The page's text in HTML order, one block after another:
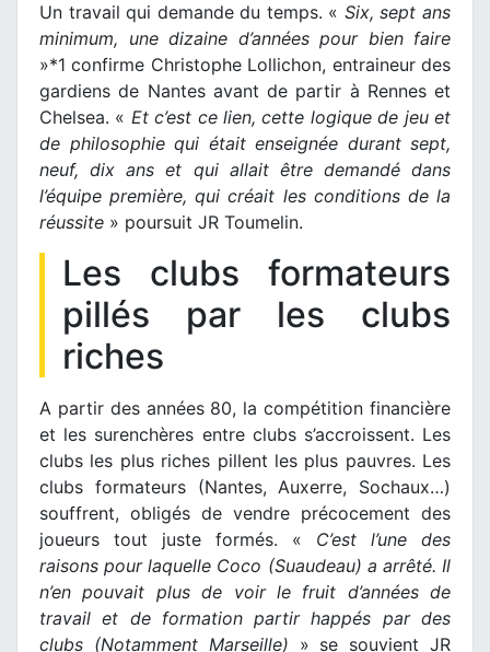
Un travail qui demande du temps. « Six, sept ans
minimum, une dizaine d’années pour bien faire
»*1 confirme Christophe Lollichon, entraineur des
gardiens de Nantes avant de partir à Rennes et
Chelsea. « Et c’est ce lien, cette logique de jeu et
de philosophie qui était enseignée durant sept,
neuf, dix ans et qui allait être demandé dans
l’équipe première, qui créait les conditions de la
réussite » poursuit JR Toumelin.
Les clubs formateurs
pillés par les clubs
riches
A partir des années 80, la compétition financière
et les surenchères entre clubs s’accroissent. Les
clubs les plus riches pillent les plus pauvres. Les
clubs formateurs (Nantes, Auxerre, Sochaux…)
souffrent, obligés de vendre précocement des
joueurs tout juste formés. « C’est l’une des
raisons pour laquelle Coco (Suaudeau) a arrêté. Il
n’en pouvait plus de voir le fruit d’années de
travail et de formation partir happés par des
clubs (Notamment Marseille) » se souvient JR